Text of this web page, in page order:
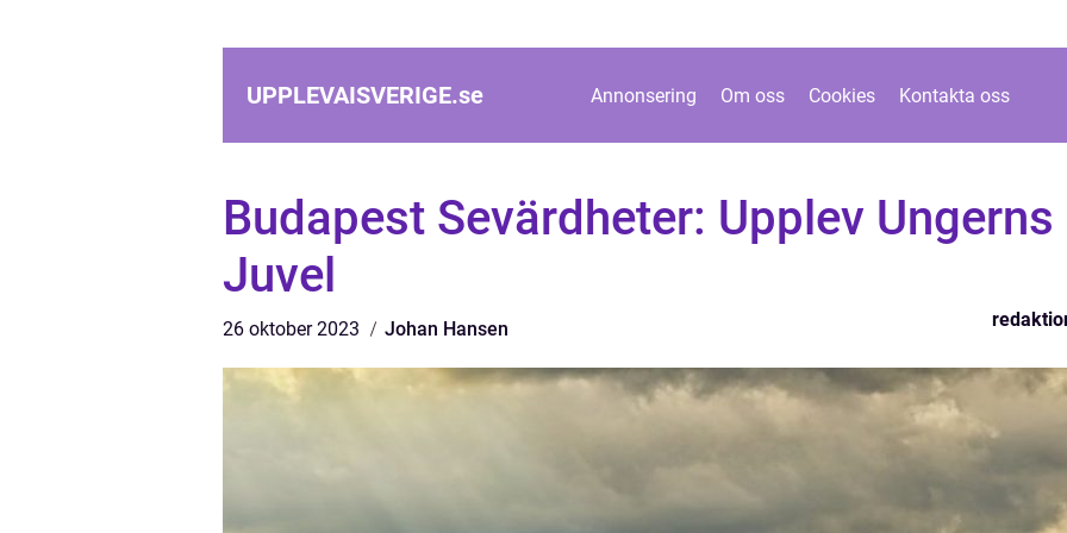
UPPLEVAISVERIGE.se Annonsering Om oss Cookies Kontakta oss
Budapest Sevärdheter: Upplev Ungerns
Juvel
26 oktober 2023 Johan Hansen